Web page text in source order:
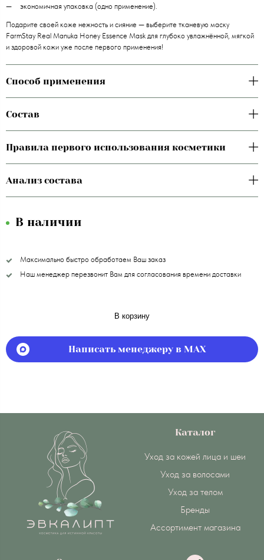
экономичная упаковка (одно применение).
Подарите своей коже нежность и сияние — выберите тканевую маску
FarmStay Real Manuka Honey Essence Mask для глубоко увлажнённой, мягкой
и здоровой кожи уже после первого применения!
Способ применения
Состав
Правила первого использования косметики
Анализ состава
В наличии
Максимально быстро обработаем Ваш заказ
Наш менеджер перезвонит Вам для согласования времени доставки
В корзину
Написать менеджеру в MAX
Каталог
Уход за кожей лица и шеи
Уход за волосами
Уход за телом
Бренды
Ассортимент магазина